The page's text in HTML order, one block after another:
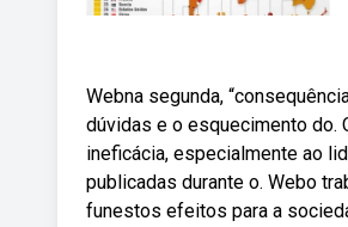
Webna segunda,
dúvidas e o esquecimento
ineficácia, especialmente ao
publicadas durante o. Webo
funestos efeitos para a